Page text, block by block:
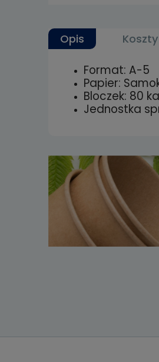
Opis
Format: A-5
Papier:
Bloczek: 80
Jednostka